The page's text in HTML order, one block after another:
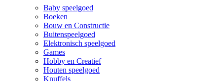
Baby speelgoed
Boeken
Bouw en Constructie
Buitenspeelgoed
Elektronisch speelgoed
Games
Hobby en Creatief
Houten speelgoed
Knuffels